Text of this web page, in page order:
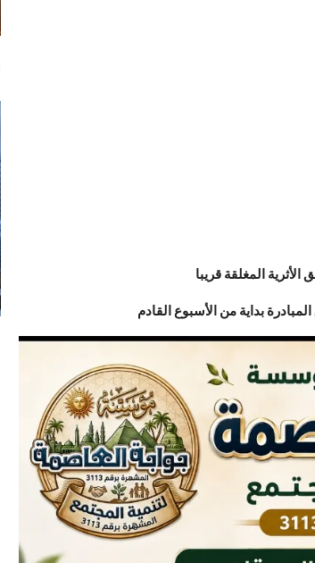
المغلقة قريبا
بداية من الأسبوع القادم